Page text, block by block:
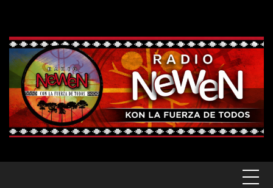
content